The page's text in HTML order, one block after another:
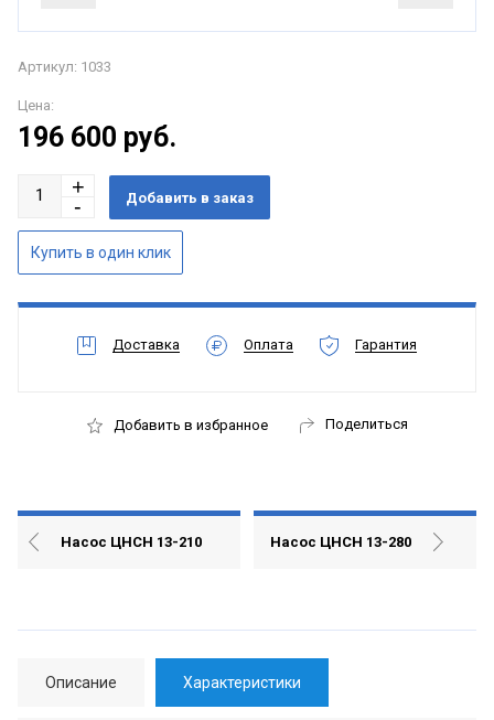
Артикул: 1033
Цена:
196 600 руб.
Доставка Оплата Гарантия
Добавить в избранное Поделиться
Насос ЦНСН 13-210 Насос ЦНСН 13-280
Описание Характеристики